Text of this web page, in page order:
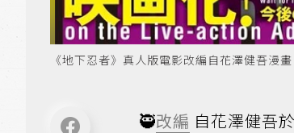
《地下忍者》真人版電影改編自花澤健吾
🥷改編 自花澤健吾